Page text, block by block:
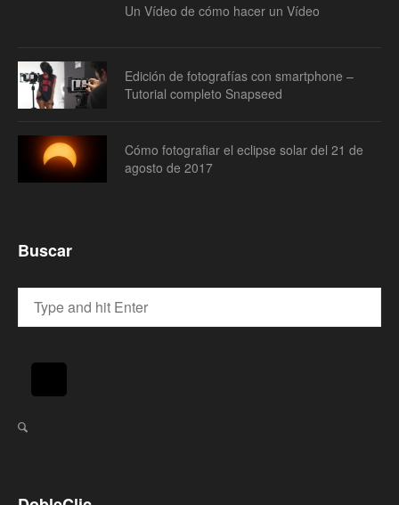
Un Vídeo de cómo hacer un Vídeo
Edición de fotografías con smartphone –
Tutorial completo Snapseed
Cómo fotografiar el eclipse solar del 21 de
agosto de 2017
Buscar